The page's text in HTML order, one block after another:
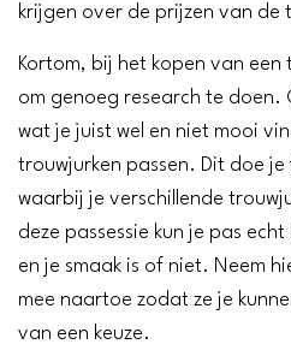
krijgen over de prijzen van de
Kortom, bij het kopen van
om genoeg research te doen.
wat je juist wel en niet mooi
trouwjurken passen. Dit doe je
waarbij je verschillende
deze passessie kun je pas
en je smaak is of niet. Neem
mee naartoe zodat ze je
van een keuze.